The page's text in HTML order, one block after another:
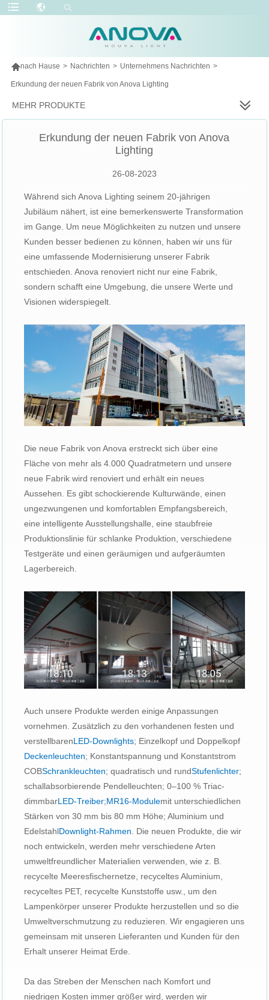
nach Hause > Nachrichten > Unternehmens Nachrichten >
Erkundung der neuen Fabrik von Anova Lighting
MEHR PRODUKTE
Erkundung der neuen Fabrik von Anova
Lighting
26-08-2023
Während sich Anova Lighting seinem 20-jährigen
Jubiläum nähert, ist eine bemerkenswerte Transformation
im Gange. Um neue Möglichkeiten zu nutzen und unsere
Kunden besser bedienen zu können, haben wir uns für
eine umfassende Modernisierung unserer Fabrik
entschieden. Anova renoviert nicht nur eine Fabrik,
sondern schafft eine Umgebung, die unsere Werte und
Visionen widerspiegelt.
Die neue Fabrik von Anova erstreckt sich über eine
Fläche von mehr als 4.000 Quadratmetern und unsere
neue Fabrik wird renoviert und erhält ein neues
Aussehen. Es gibt schockierende Kulturwände, einen
ungezwungenen und komfortablen Empfangsbereich,
eine intelligente Ausstellungshalle, eine staubfreie
Produktionslinie für schlanke Produktion, verschiedene
Testgeräte und einen geräumigen und aufgeräumten
Lagerbereich.
Auch unsere Produkte werden einige Anpassungen
vornehmen. Zusätzlich zu den vorhandenen festen und
verstellbarenLED-Downlights; Einzelkopf und Doppelkopf
Deckenleuchten; Konstantspannung und Konstantstrom
COBSchrankleuchten; quadratisch und rundStufenlichter;
schallabsorbierende Pendelleuchten; 0–100 % Triac-
dimmbarLED-Treiber;MR16-Modulemit unterschiedlichen
Stärken von 30 mm bis 80 mm Höhe; Aluminium und
EdelstahlDownlight-Rahmen . Die neuen Produkte, die wir
noch entwickeln, werden mehr verschiedene Arten
umweltfreundlicher Materialien verwenden, wie z. B.
recycelte Meeresfischernetze, recyceltes Aluminium,
recyceltes PET, recycelte Kunststoffe usw., um den
Lampenkörper unserer Produkte herzustellen und so die
Umweltverschmutzung zu reduzieren. Wir engagieren uns
gemeinsam mit unseren Lieferanten und Kunden für den
Erhalt unserer Heimat Erde.
Da das Streben der Menschen nach Komfort und
niedrigen Kosten immer größer wird, werden wir